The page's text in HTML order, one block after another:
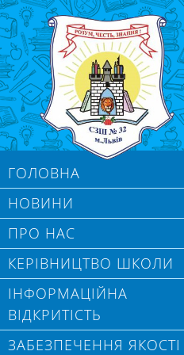
ГОЛОВНА
НОВИНИ
ПРО НАС
КЕРІВНИЦТВО ШКОЛИ
ІНФОРМАЦІЙНА
ВІДКРИТІСТЬ
ЗАБЕЗПЕЧЕННЯ ЯКОСТІ